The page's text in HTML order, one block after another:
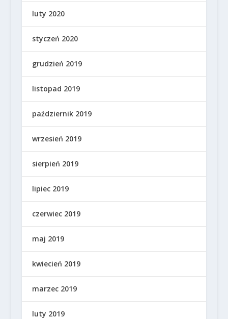
luty 2020
styczeń 2020
grudzień 2019
listopad 2019
październik 2019
wrzesień 2019
sierpień 2019
lipiec 2019
czerwiec 2019
maj 2019
kwiecień 2019
marzec 2019
luty 2019